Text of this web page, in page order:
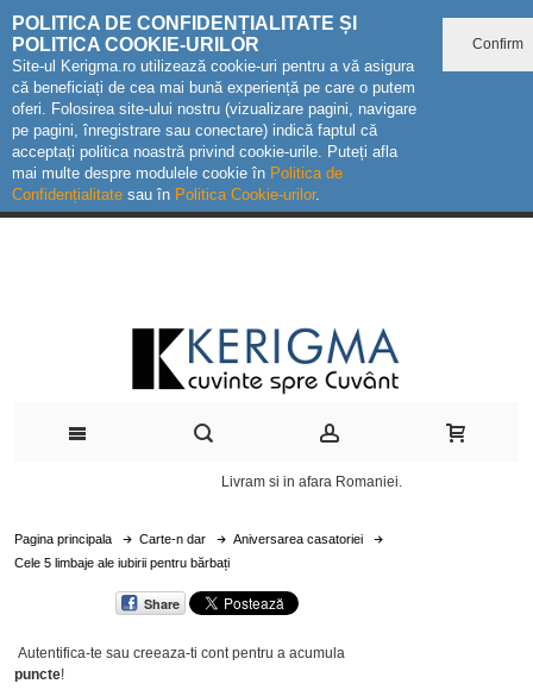
POLITICA DE CONFIDENȚIALITATE ȘI
POLITICA COOKIE-URILOR
Site-ul Kerigma.ro utilizează cookie-uri pentru a vă asigura
că beneficiați de cea mai bună experiență pe care o putem
oferi. Folosirea site-ului nostru (vizualizare pagini, navigare
pe pagini, înregistrare sau conectare) indică faptul că
acceptați politica noastră privind cookie-urile. Puteți afla
mai multe despre modulele cookie în Politica de
Confidențialitate sau în Politica Cookie-urilor.
Confirm
Livram si in afara Romaniei.
Pagina principala Carte-n dar
Aniversarea casatoriei
Cele 5 limbaje ale iubirii pentru bărbați
Share
Autentifica-te sau creeaza-ti contpentru a acumula
puncte!